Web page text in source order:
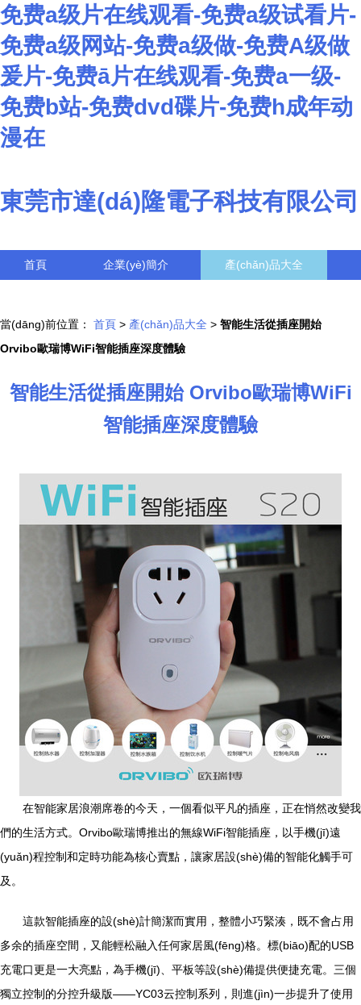
免费a级片在线观看-免费a级试看片-
免费a级网站-免费a级做-免费A级做
爰片-免费ā片在线观看-免费a一级-
免费b站-免费dvd碟片-免费h成年动
漫在
東莞市達(dá)隆電子科技有限公司
首頁 企業(yè)簡介 產(chǎn)品大全
當(dāng)前位置： 首頁 > 產(chǎn)品大全 > 智能生活從插座開始
Orvibo歐瑞博WiFi智能插座深度體驗
智能生活從插座開始 Orvibo歐瑞博WiFi
智能插座深度體驗
在智能家居浪潮席卷的今天，一個看似平凡的插座，正在悄然改變我
們的生活方式。Orvibo歐瑞博推出的無線WiFi智能插座，以手機(jī)遠
(yuǎn)程控制和定時功能為核心賣點，讓家居設(shè)備的智能化觸手可
及。
這款智能插座的設(shè)計簡潔而實用，整體小巧緊湊，既不會占用
多余的插座空間，又能輕松融入任何家居風(fēng)格。標(biāo)配的USB
充電口更是一大亮點，為手機(jī)、平板等設(shè)備提供便捷充電。三個
獨立控制的分控升級版——YC03云控制系列，則進(jìn)一步提升了使用